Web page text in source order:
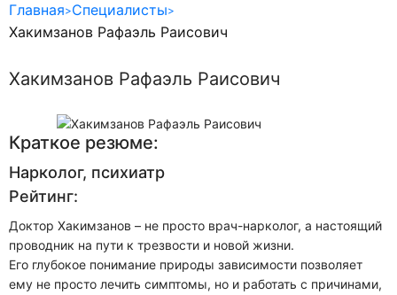
Акции клиники
Вопросы и ответы
Фотогалерея
Статьи
Специалисты
Цены
Отзывы
Лицензии
Главная Специалисты
Хакимзанов Рафаэль Раисович
Хакимзанов Рафаэль Раисович
Краткое резюме:
Нарколог, психиатр
Рейтинг:
Доктор Хакимзанов – не просто врач-нарколог, а настоящий
проводник на пути к трезвости и новой жизни.
Его глубокое понимание природы зависимости позволяет
ему не просто лечить симптомы, но и работать с причинами,